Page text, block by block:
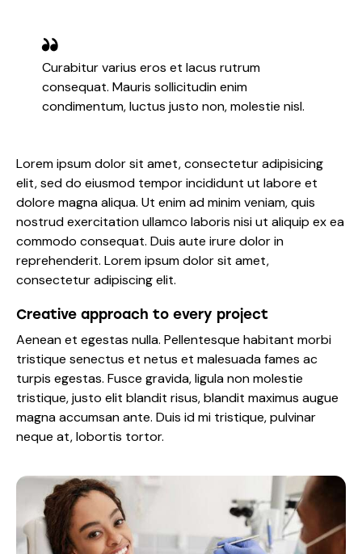
Curabitur varius eros et lacus rutrum
consequat. Mauris sollicitudin enim
condimentum, luctus justo non, molestie nisl.
Lorem ipsum dolor sit amet, consectetur adipisicing
elit, sed do eiusmod tempor incididunt ut labore et
dolore magna aliqua. Ut enim ad minim veniam, quis
nostrud exercitation ullamco laboris nisi ut aliquip ex ea
commodo consequat. Duis aute irure dolor in
reprehenderit. Lorem ipsum dolor sit amet,
consectetur adipiscing elit.
Creative approach to every project
Aenean et egestas nulla. Pellentesque habitant morbi
tristique senectus et netus et malesuada fames ac
turpis egestas. Fusce gravida, ligula non molestie
tristique, justo elit blandit risus, blandit maximus augue
magna accumsan ante. Duis id mi tristique, pulvinar
neque at, lobortis tortor.